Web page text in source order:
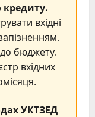
вхідні
бюджету.
вхідних
УКТЗЕД